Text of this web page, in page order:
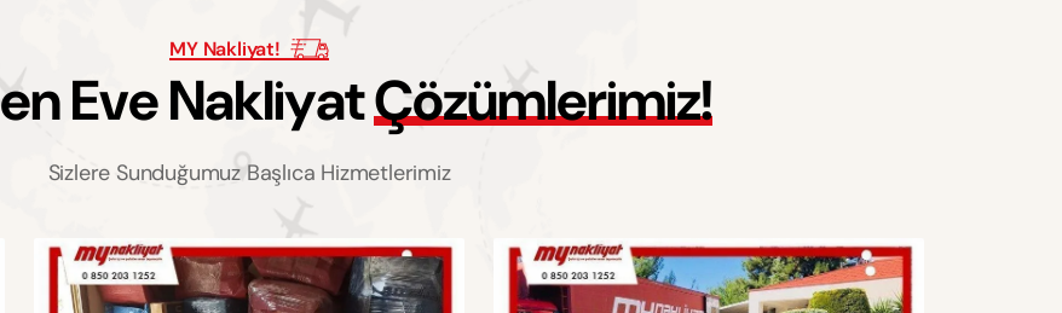
MY Nakliyat!
enEveNakliyatÇözümlerimiz!
Sizlere Sunduğumuz Başlıca Hizmetlerimiz